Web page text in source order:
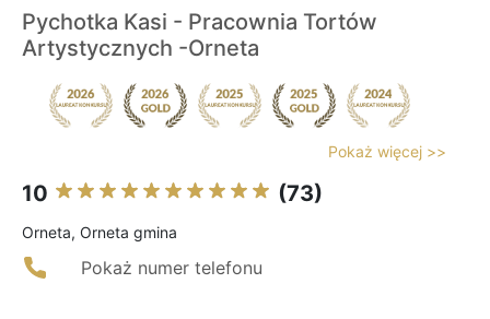
Pychotka Kasi - Pracownia Tortów
Artystycznych -Orneta
Pokaż więcej >>
10 (73)
Orneta, Orneta gmina
Pokaż numer telefonu